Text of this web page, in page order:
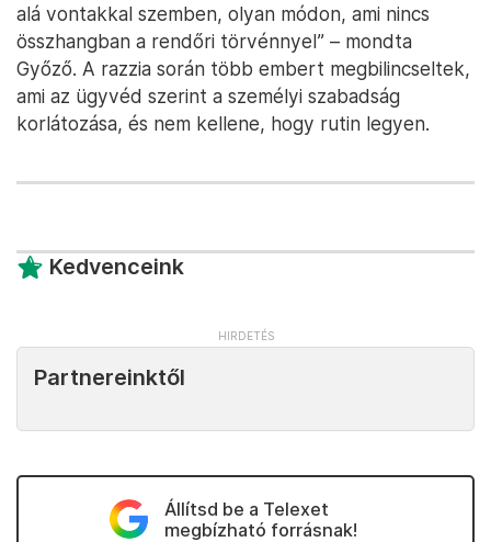
alá vontakkal szemben, olyan módon, ami nincs
összhangban a rendőri törvénnyel” – mondta
Győző. A razzia során több embert megbilincseltek,
ami az ügyvéd szerint a személyi szabadság
korlátozása, és nem kellene, hogy rutin legyen.
Kedvenceink
Partnereinktől
Állítsd be a Telexet
megbízható forrásnak!